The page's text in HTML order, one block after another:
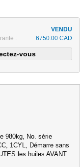
: 6750.00 CAD
980kg, No. série
1CYL, Démarre sans
les huiles AVANT